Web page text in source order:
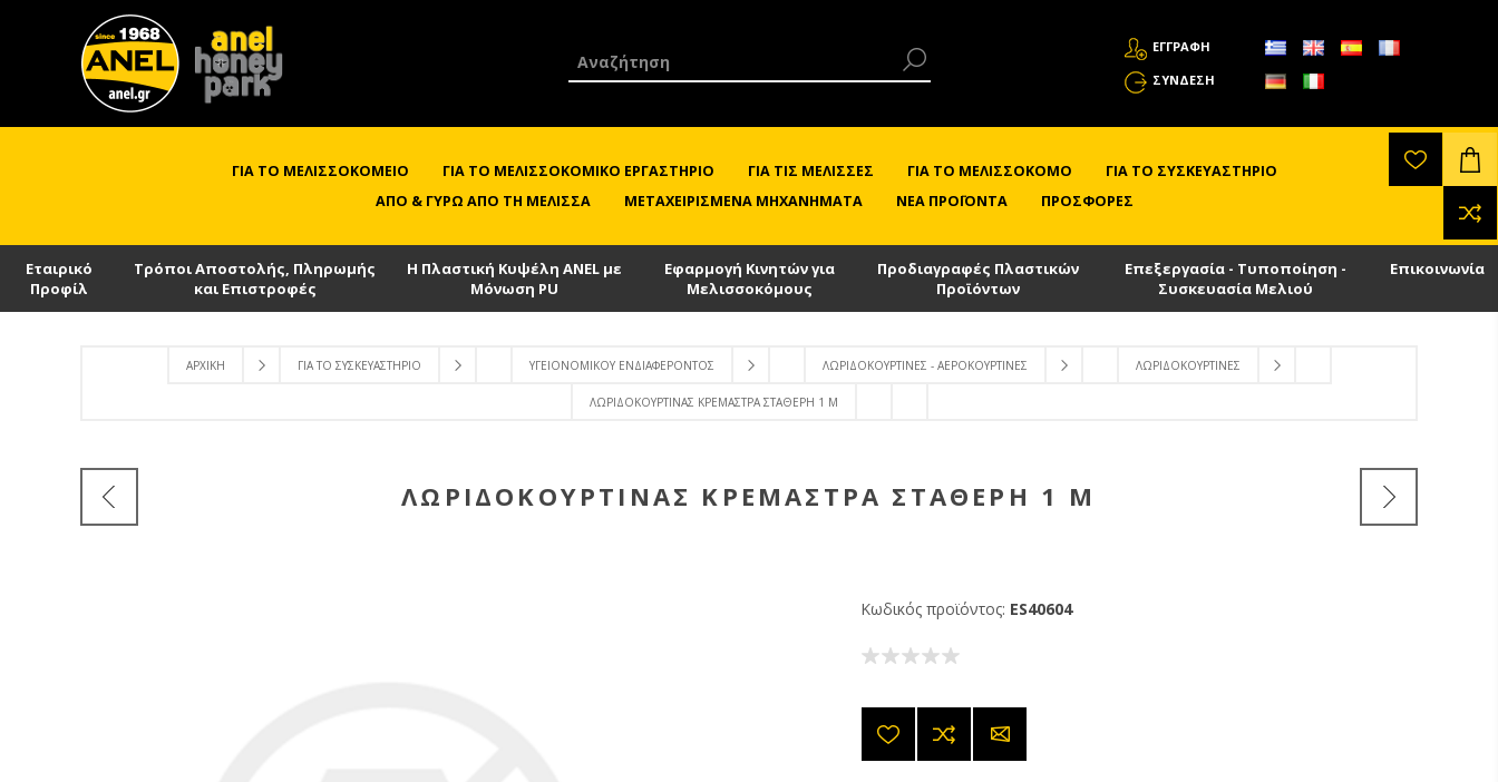
ΕΓΓΡΑΦΗ
ΣΎΝΔΕΣΗ
ΓΙΑ ΤΟ ΜΕΛΙΣΣΟΚΟΜΕΊΟ ΓΙΑ ΤΟ ΜΕΛΙΣΣΟΚΟΜΙΚΌ ΕΡΓΑΣΤΉΡΙΟ ΓΙΑ ΤΙΣ ΜΈΛΙΣΣΕΣ ΓΙΑ ΤΟ ΜΕΛΙΣΣΟΚΌΜΟ
ΓΙΑ ΤΟ ΣΥΣΚΕΥΑΣΤΉΡΙΟ
ΑΠΌ & ΓΎΡΩ ΑΠΌ ΤΗ ΜΈΛΙΣΣΑ
ΜΕΤΑΧΕΙΡΙΣΜΈΝΑ ΜΗΧΑΝΉΜΑΤΑ ΝΈΑ ΠΡΟΪΌΝΤΑ ΠΡΟΣΦΟΡΈΣ
Εταιρικό
Προφίλ
Τρόποι Αποστολής, Πληρωμής
και Επιστροφές
Η Πλαστική Κυψέλη ANEL με
Μόνωση PU
Εφαρμογή Κινητών για
Μελισσοκόμους
Προδιαγραφές Πλαστικών
Προϊόντων
Επεξεργασία - Τυποποίηση -
Συσκευασία Μελιού
Επικοινωνία
ΑΡΧΙΚΉ ΓΙΑ ΤΟ ΣΥΣΚΕΥΑΣΤΉΡΙΟ ΥΓΕΙΟΝΟΜΙΚΟΎ ΕΝΔΙΑΦΈΡΟΝΤΟΣ ΛΩΡΙΔΟΚΟΥΡΤΊΝΕΣ - ΑΕΡΟΚΟΥΡΤΊΝΕΣ ΛΩΡΙΔΟΚΟΥΡΤΊΝΕΣ
ΛΩΡΙΔΟΚΟΥΡΤΊΝΑΣ ΚΡΕΜΆΣΤΡΑ ΣΤΑΘΕΡΉ 1 M
ΛΩΡΙΔΟΚΟΥΡΤΊΝΑΣ ΚΡΕΜΆΣΤΡΑ ΣΤΑΘΕΡΉ 1 M
Κωδικός προϊόντος: ES40604